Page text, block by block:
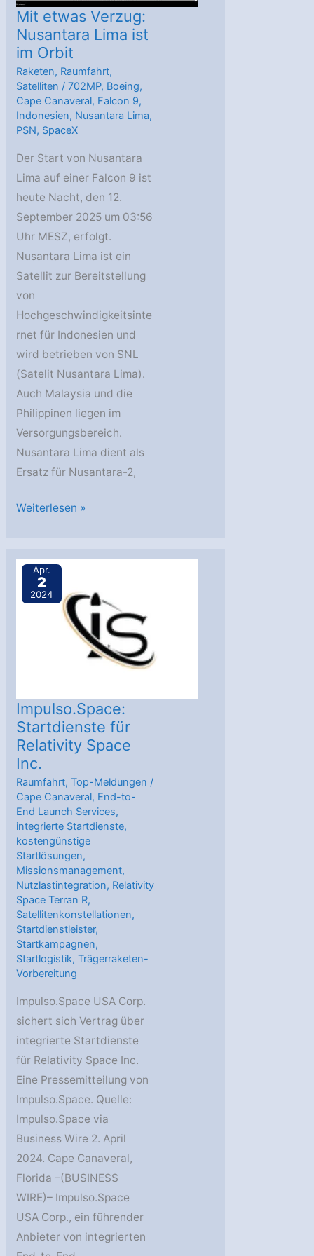
Mit etwas Verzug:
Nusantara Lima ist
im Orbit
Raketen, Raumfahrt,
Satelliten /702MP, Boeing,
Cape Canaveral, Falcon 9,
Indonesien, Nusantara Lima,
PSN, SpaceX
Der Start von Nusantara
Lima auf einer Falcon 9 ist
heute Nacht, den 12.
September 2025 um 03:56
Uhr MESZ, erfolgt.
Nusantara Lima ist ein
Satellit zur Bereitstellung
von
Hochgeschwindigkeitsinte
rnet für Indonesien und
wird betrieben von SNL
(Satelit Nusantara Lima).
Auch Malaysia und die
Philippinen liegen im
Versorgungsbereich.
Nusantara Lima dient als
Ersatz für Nusantara-2,
Mit
Nusantara
Lima
ist
Weiterlesen »
Apr.
2
2024
Impulso.Space:
Startdienste für
Relativity Space
Inc.
Raumfahrt,Top-Meldungen /
Cape Canaveral, End-to-
End Launch Services,
integrierte Startdienste,
kostengünstige
Startlösungen,
Missionsmanagement,
Nutzlastintegration, Relativity
Space Terran R,
Satellitenkonstellationen,
Startdienstleister,
Startkampagnen,
Startlogistik,Trägerraketen-
Vorbereitung
Impulso.Space USA Corp.
sichert sich Vertrag über
integrierte Startdienste
für Relativity Space Inc.
Eine Pressemitteilung von
Impulso.Space. Quelle:
Impulso.Space via
Business Wire 2. April
2024. Cape Canaveral,
Florida –(BUSINESS
WIRE)– Impulso.Space
USA Corp., ein führender
Anbieter von integrierten